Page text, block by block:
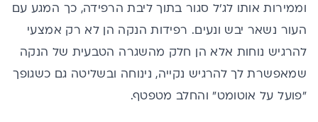
וממירות אותו לג’ל סגור בתוך ליבת הרפידה, כך המגע עם
העור נשאר יבש ונעים. רפידות הנקה הן לא רק אמצעי
להרגיש נוחות אלא הן חלק מהשגרה הטבעית של הנקה
שמאפשרת לך להרגיש נקייה, נינוחה ובשליטה גם כשגופך
"פועל על אוטומט" והחלב מטפטף.